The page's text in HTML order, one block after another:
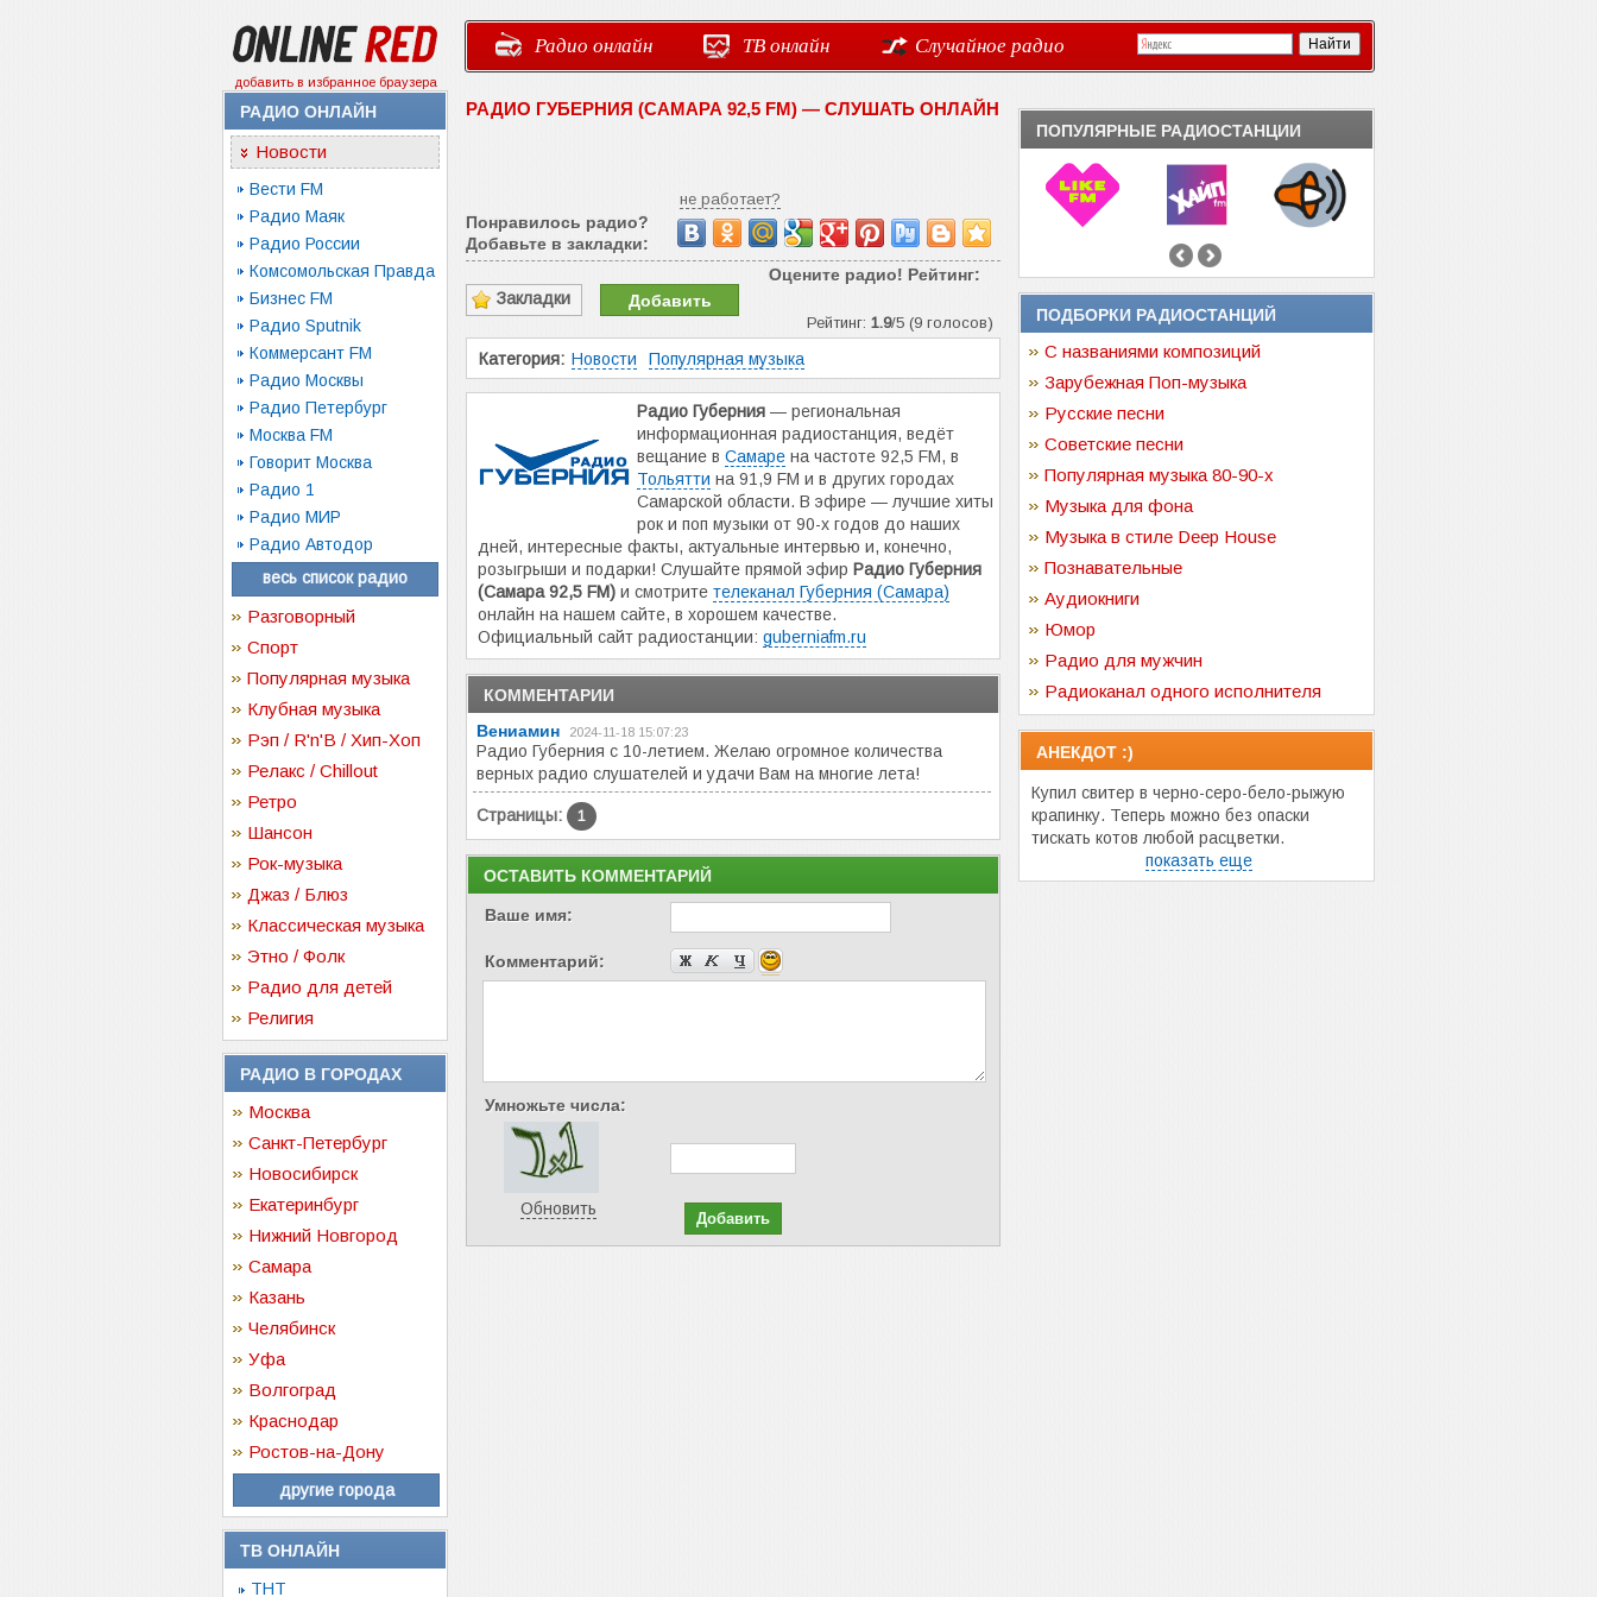
добавить в избранное браузера
Радио онлайн ТВ онлайн Случайное радио
РАДИО ОНЛАЙН
Новости
Вести FM
Радио Маяк
Радио России
Комсомольская Правда
Бизнес FM
Радио Sputnik
Коммерсант FM
Радио Москвы
Радио Петербург
Москва FM
Говорит Москва
Радио 1
Радио МИР
Радио Автодор
весь список радио
Разговорный
Спорт
Популярная музыка
Клубная музыка
Рэп / R'n'B / Хип-Хоп
Релакс / Chillout
Ретро
Шансон
Рок-музыка
Джаз / Блюз
Классическая музыка
Этно / Фолк
Радио для детей
Религия
РАДИО В ГОРОДАХ
Москва
Санкт-Петербург
Новосибирск
Екатеринбург
Нижний Новгород
Самара
Казань
Челябинск
Уфа
Волгоград
Краснодар
Ростов-на-Дону
другие города
ТВ ОНЛАЙН
ТНТ
РАДИО ГУБЕРНИЯ (САМАРА 92,5 FM) — СЛУШАТЬ ОНЛАЙН
не работает?
Понравилось радио?
Добавьте в закладки:
Оцените радио! Рейтинг:
Рейтинг: 1.9/5 (9 голосов)
Закладки Добавить
Категория: Новости Популярная музыка
Радио Губерния — региональная
информационная радиостанция, ведёт
вещание в Самаре на частоте 92,5 FM, в
Тольятти на 91,9 FM и в других городах
Самарской области. В эфире — лучшие хиты
рок и поп музыки от 90-х годов до наших
дней, интересные факты, актуальные интервью и, конечно,
розыгрыши и подарки! Слушайте прямой эфир Радио Губерния
(Самара 92,5 FM) и смотрите телеканал Губерния (Самара)
онлайн на нашем сайте, в хорошем качестве.
Официальный сайт радиостанции: guberniafm.ru
КОММЕНТАРИИ
Вениамин
2024-11-18 15:07:23
Радио Губерния с 10-летием. Желаю огромное количества
верных радио слушателей и удачи Вам на многие лета!
Страницы: 1
ОСТАВИТЬ КОММЕНТАРИЙ
Ваше имя:
Комментарий:
Умножьте числа:
Обновить
ПОПУЛЯРНЫЕ РАДИОСТАНЦИИ
ПОДБОРКИ РАДИОСТАНЦИЙ
С названиями композиций
Зарубежная Поп-музыка
Русские песни
Советские песни
Популярная музыка 80-90-х
Музыка для фона
Музыка в стиле Deep House
Познавательные
Аудиокниги
Юмор
Радио для мужчин
Радиоканал одного исполнителя
АНЕКДОТ :)
Купил свитер в черно-серо-бело-рыжую
крапинку. Теперь можно без опаски
тискать котов любой расцветки.
показать еще